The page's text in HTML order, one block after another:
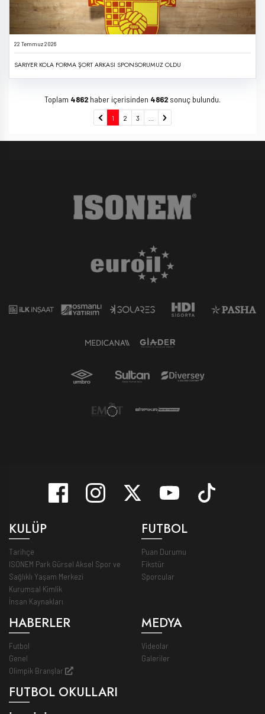
22 Temmuz 2026
SARIYER KOLA FORMA ŞORT ARKASI SPONSORUMUZ OLDU
Toplam 4862 haber içerisinden 4862 sonuç bulundu.
1 2 3
KULÜP
Tarihçe
ISONEM Park Gürsel Aksel Spor ve
Sağlıklı Yaşam Merkezi
Kurumsal Kimlik
İnsan Kaynakları
FUTBOL
Puan Durumu
Fikstür
Sporcular
HABERLER
Futbol
Genel
Olimpik Branşlar
MEDYA
Videolar
Galeriler
FUTBOL OKULLARI